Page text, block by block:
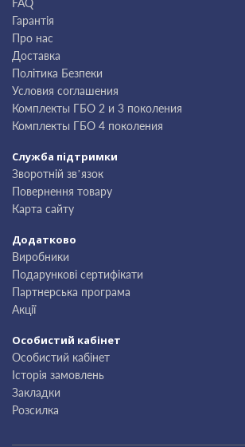
FAQ
Гарантія
Про нас
Доставка
Політика Безпеки
Условия соглашения
Комплекты ГБО 2 и 3 поколения
Комплекты ГБО 4 поколения
Служба підтримки
Зворотній зв’язок
Повернення товару
Карта сайту
Додатково
Виробники
Подарункові сертифікати
Партнерська програма
Акції
Особистий кабінет
Особистий кабінет
Історія замовлень
Закладки
Розсилка